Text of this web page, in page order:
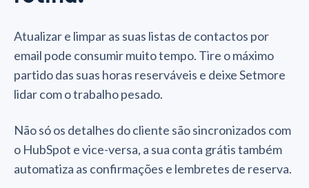
Atualizar e limpar as suas listas de contactos por
email pode consumir muito tempo. Tire o máximo
partido das suas horas reserváveis e deixe Setmore
lidar com o trabalho pesado.
Não só os detalhes do cliente são sincronizados com
o HubSpot e vice-versa, a sua conta grátis também
automatiza as confirmações e lembretes de reserva.